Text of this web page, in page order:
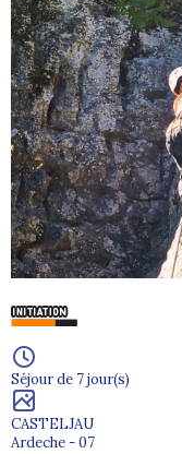
Séjour de 7 jour(s)
CASTELJAU
Ardeche - 07